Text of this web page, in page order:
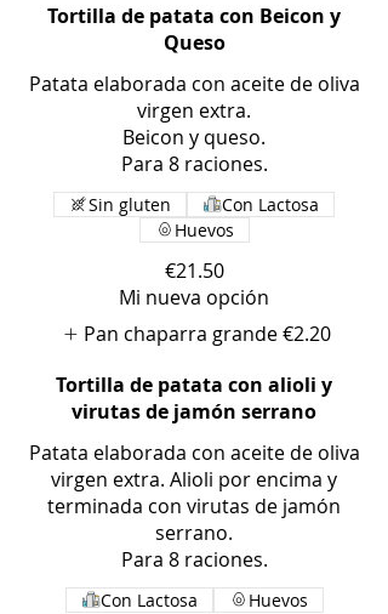
Tortilla de patata con Beicon y
Queso
Patata elaborada con aceite de oliva
virgen extra.
Beicon y queso.
Para 8 raciones.
€21.50
Sin gluten
Con Lactosa
Huevos
Mi nueva opción
Pan chaparra grande€2.20
Tortilla de patata con alioli y
virutas de jamón serrano
Patata elaborada con aceite de oliva
virgen extra. Alioli por encima y
terminada con virutas de jamón
serrano.
Para 8 raciones.
Con Lactosa Huevos